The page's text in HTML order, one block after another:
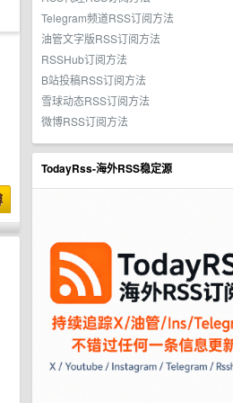
Telegram频道RSS订阅方法
油管文字版RSS订阅方法
RSSHub订阅方法
B站投稿RSS订阅方法
雪球动态RSS订阅方法
微博RSS订阅方法
TodayRss-海外RSS稳定源